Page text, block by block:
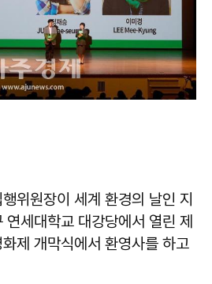
위원장이 세계 환경의 날인 지
세대학교 대강당에서 열린 제
제 개막식에서 환영사를 하고